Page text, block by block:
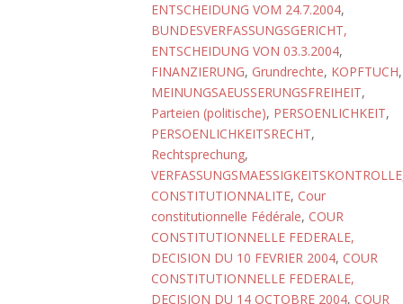
ENTSCHEIDUNG VOM 24.7.2004,
BUNDESVERFASSUNGSGERICHT,
ENTSCHEIDUNG VON 03.3.2004,
FINANZIERUNG, Grundrechte, KOPFTUCH,
MEINUNGSAEUSSERUNGSFREIHEIT,
Parteien (politische), PERSOENLICHKEIT,
PERSOENLICHKEITSRECHT,
Rechtsprechung,
VERFASSUNGSMAESSIGKEITSKONTROLLE
CONSTITUTIONNALITE, Cour
constitutionnelle Fédérale, COUR
CONSTITUTIONNELLE FEDERALE,
DECISION DU 10 FEVRIER 2004, COUR
CONSTITUTIONNELLE FEDERALE,
DECISION DU 14 OCTOBRE 2004, COUR